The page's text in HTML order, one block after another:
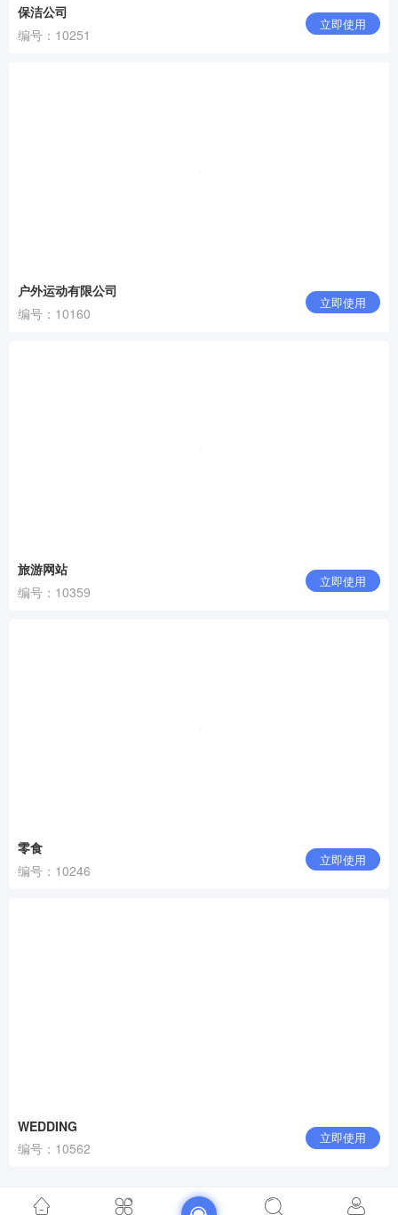
保洁公司
编号：10251
立即使用
户外运动有限公司
编号：10160
立即使用
旅游网站
编号：10359
立即使用
零食
编号：10246
立即使用
WEDDING
编号：10562
立即使用